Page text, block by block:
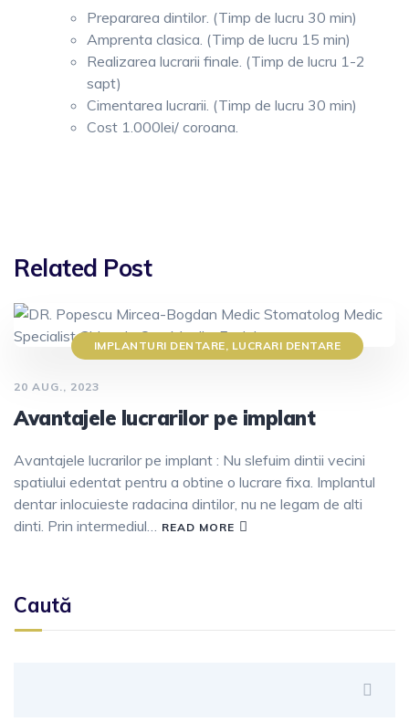
Prepararea dintilor. (Timp de lucru 30 min)
Amprenta clasica. (Timp de lucru 15 min)
Realizarea lucrarii finale. (Timp de lucru 1-2
sapt)
Cimentarea lucrarii. (Timp de lucru 30 min)
Cost 1.000lei/ coroana.
Related Post
IMPLANTURI DENTARE, LUCRARI DENTARE
20 AUG., 2023
Avantajele lucrarilor pe implant
Avantajele lucrarilor pe implant : Nu slefuim dintii vecini
spatiului edentat pentru a obtine o lucrare fixa. Implantul
dentar inlocuieste radacina dintilor, nu ne legam de alti
dinti. Prin intermediul… READ MORE
Caută